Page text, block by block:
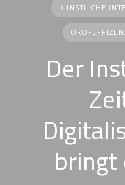
KÜNSTLICHE
ÖKO-
Der